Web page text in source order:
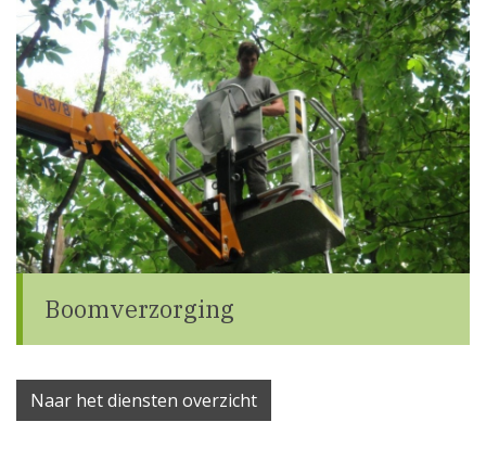
Boomverzorging
Naar het diensten overzicht